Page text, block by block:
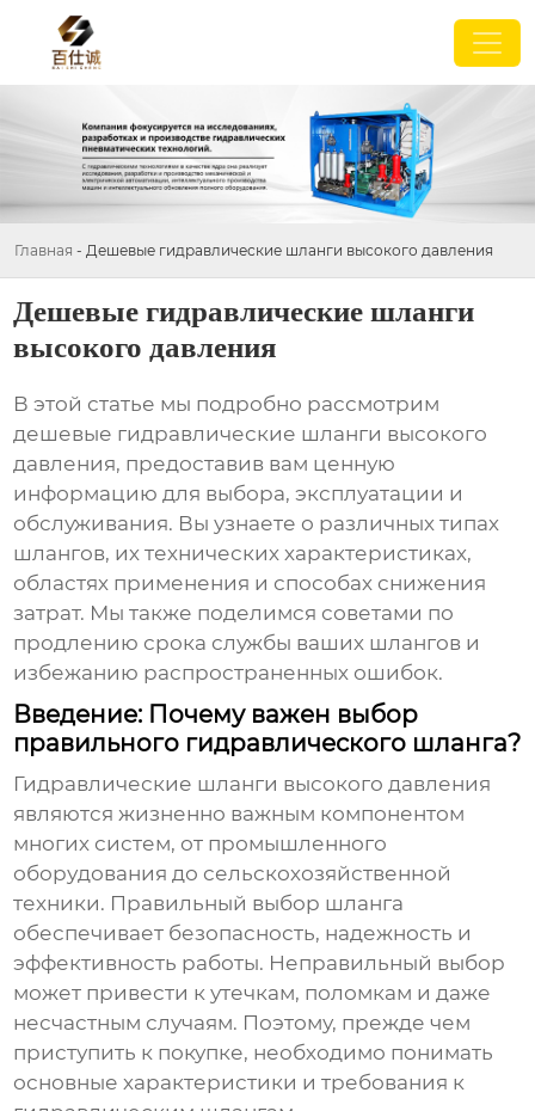
Главная - Дешевые гидравлические шланги высокого давления
Дешевые гидравлические шланги
высокого давления
В этой статье мы подробно рассмотрим
дешевые гидравлические шланги высокого
давления, предоставив вам ценную
информацию для выбора, эксплуатации и
обслуживания. Вы узнаете о различных типах
шлангов, их технических характеристиках,
областях применения и способах снижения
затрат. Мы также поделимся советами по
продлению срока службы ваших шлангов и
избежанию распространенных ошибок.
Введение: Почему важен выбор
правильного гидравлического шланга?
Гидравлические шланги высокого давления
являются жизненно важным компонентом
многих систем, от промышленного
оборудования до сельскохозяйственной
техники. Правильный выбор шланга
обеспечивает безопасность, надежность и
эффективность работы. Неправильный выбор
может привести к утечкам, поломкам и даже
несчастным случаям. Поэтому, прежде чем
приступить к покупке, необходимо понимать
основные характеристики и требования к